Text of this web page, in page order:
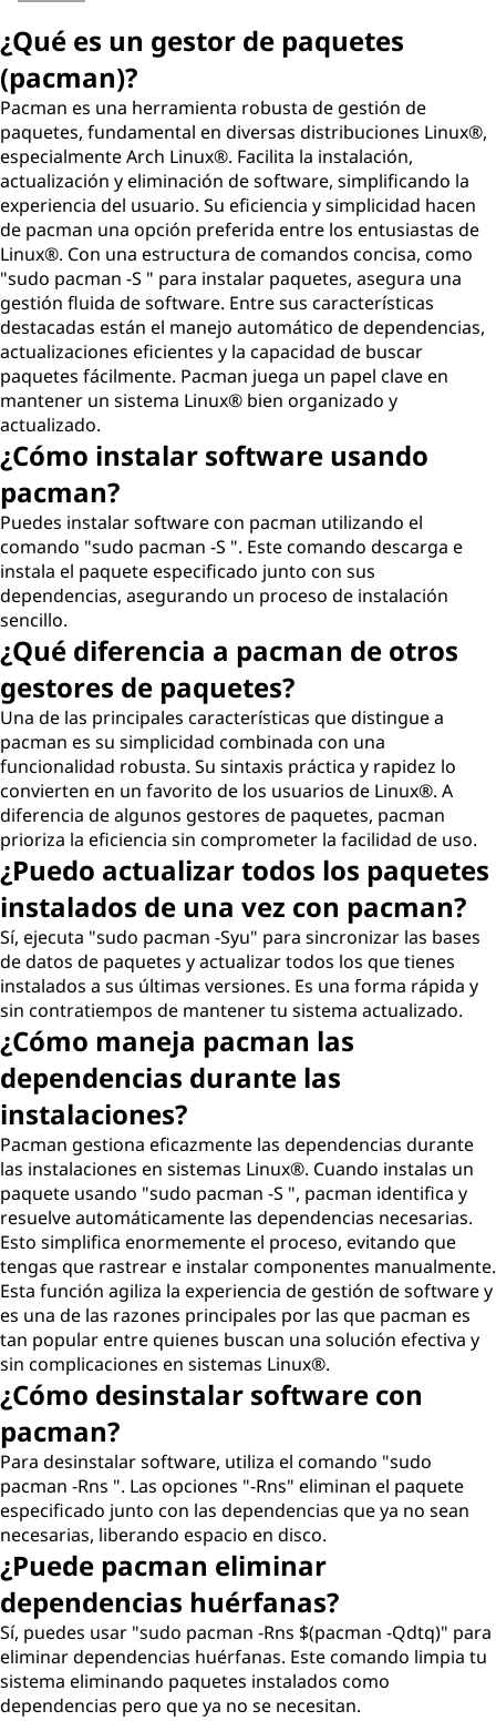
¿Qué es un gestor de paquetes
(pacman)?
Pacman es una herramienta robusta de gestión de
paquetes, fundamental en diversas distribuciones Linux®,
especialmente Arch Linux®. Facilita la instalación,
actualización y eliminación de software, simplificando la
experiencia del usuario. Su eficiencia y simplicidad hacen
de pacman una opción preferida entre los entusiastas de
Linux®. Con una estructura de comandos concisa, como
"sudo pacman -S " para instalar paquetes, asegura una
gestión fluida de software. Entre sus características
destacadas están el manejo automático de dependencias,
actualizaciones eficientes y la capacidad de buscar
paquetes fácilmente. Pacman juega un papel clave en
mantener un sistema Linux® bien organizado y
actualizado.
¿Cómo instalar software usando
pacman?
Puedes instalar software con pacman utilizando el
comando "sudo pacman -S ". Este comando descarga e
instala el paquete especificado junto con sus
dependencias, asegurando un proceso de instalación
sencillo.
¿Qué diferencia a pacman de otros
gestores de paquetes?
Una de las principales características que distingue a
pacman es su simplicidad combinada con una
funcionalidad robusta. Su sintaxis práctica y rapidez lo
convierten en un favorito de los usuarios de Linux®. A
diferencia de algunos gestores de paquetes, pacman
prioriza la eficiencia sin comprometer la facilidad de uso.
¿Puedo actualizar todos los paquetes
instalados de una vez con pacman?
Sí, ejecuta "sudo pacman -Syu" para sincronizar las bases
de datos de paquetes y actualizar todos los que tienes
instalados a sus últimas versiones. Es una forma rápida y
sin contratiempos de mantener tu sistema actualizado.
¿Cómo maneja pacman las
dependencias durante las
instalaciones?
Pacman gestiona eficazmente las dependencias durante
las instalaciones en sistemas Linux®. Cuando instalas un
paquete usando "sudo pacman -S ", pacman identifica y
resuelve automáticamente las dependencias necesarias.
Esto simplifica enormemente el proceso, evitando que
tengas que rastrear e instalar componentes manualmente.
Esta función agiliza la experiencia de gestión de software y
es una de las razones principales por las que pacman es
tan popular entre quienes buscan una solución efectiva y
sin complicaciones en sistemas Linux®.
¿Cómo desinstalar software con
pacman?
Para desinstalar software, utiliza el comando "sudo
pacman -Rns ". Las opciones "-Rns" eliminan el paquete
especificado junto con las dependencias que ya no sean
necesarias, liberando espacio en disco.
¿Puede pacman eliminar
dependencias huérfanas?
Sí, puedes usar "sudo pacman -Rns $(pacman -Qdtq)" para
eliminar dependencias huérfanas. Este comando limpia tu
sistema eliminando paquetes instalados como
dependencias pero que ya no se necesitan.